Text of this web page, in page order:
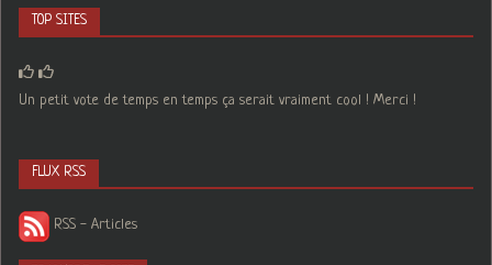
TOP SITES
Un petit vote de temps en temps ça serait vraiment cool ! Merci !
FLUX RSS
RSS - Articles